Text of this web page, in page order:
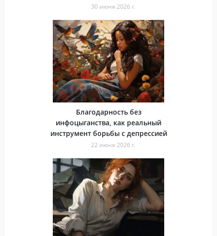
30 июня 2026 г.
Благодарность без
инфоцыганства, как реальный
инструмент борьбы с депрессией
22 июня 2026 г.